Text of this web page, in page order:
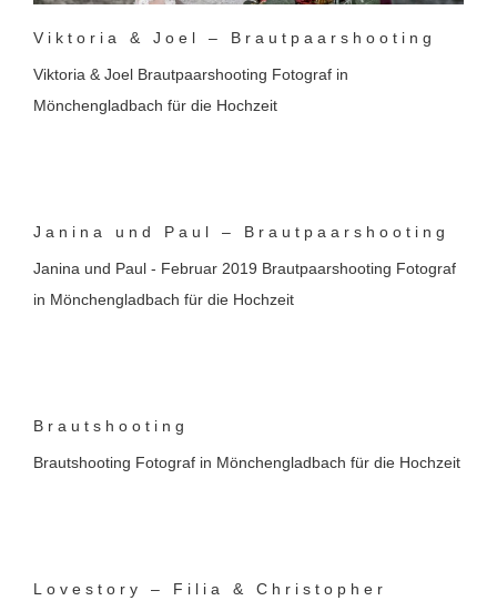
Viktoria & Joel – Brautpaarshooting
Viktoria & Joel Brautpaarshooting Fotograf in
Mönchengladbach für die Hochzeit
Janina und Paul – Brautpaarshooting
Janina und Paul - Februar 2019 Brautpaarshooting Fotograf
in Mönchengladbach für die Hochzeit
Brautshooting
Brautshooting Fotograf in Mönchengladbach für die Hochzeit
Lovestory – Filia & Christopher